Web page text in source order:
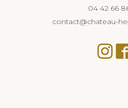
04 42 66
contact@chateau-